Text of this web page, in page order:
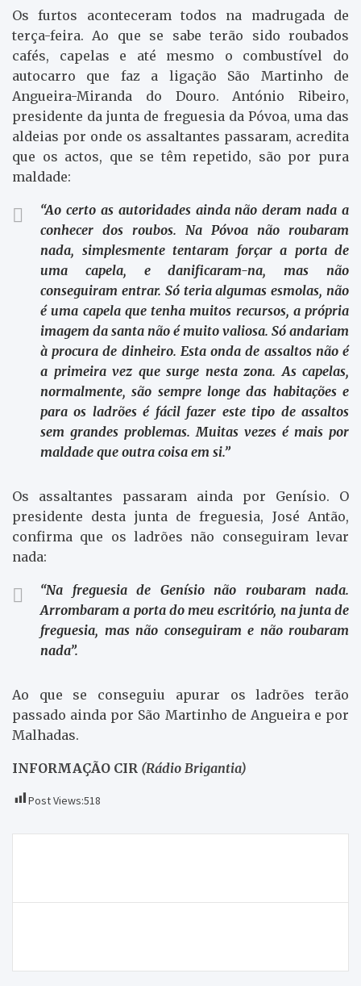
Os furtos aconteceram todos na madrugada de
terça-feira. Ao que se sabe terão sido roubados
cafés, capelas e até mesmo o combustível do
autocarro que faz a ligação São Martinho de
Angueira-Miranda do Douro. António Ribeiro,
presidente da junta de freguesia da Póvoa, uma das
aldeias por onde os assaltantes passaram, acredita
que os actos, que se têm repetido, são por pura
maldade:
“Ao certo as autoridades ainda não deram nada a
conhecer dos roubos. Na Póvoa não roubaram
nada, simplesmente tentaram forçar a porta de
uma capela, e danificaram-na, mas não
conseguiram entrar. Só teria algumas esmolas, não
é uma capela que tenha muitos recursos, a própria
imagem da santa não é muito valiosa. Só andariam
à procura de dinheiro. Esta onda de assaltos não é
a primeira vez que surge nesta zona. As capelas,
normalmente, são sempre longe das habitações e
para os ladrões é fácil fazer este tipo de assaltos
sem grandes problemas. Muitas vezes é mais por
maldade que outra coisa em si.”
Os assaltantes passaram ainda por Genísio. O
presidente desta junta de freguesia, José Antão,
confirma que os ladrões não conseguiram levar
nada:
“Na freguesia de Genísio não roubaram nada.
Arrombaram a porta do meu escritório, na junta de
freguesia, mas não conseguiram e não roubaram
nada”.
Ao que se conseguiu apurar os ladrões terão
passado ainda por São Martinho de Angueira e por
Malhadas.
INFORMAÇÃO CIR (Rádio Brigantia)
Post Views:518
artigos